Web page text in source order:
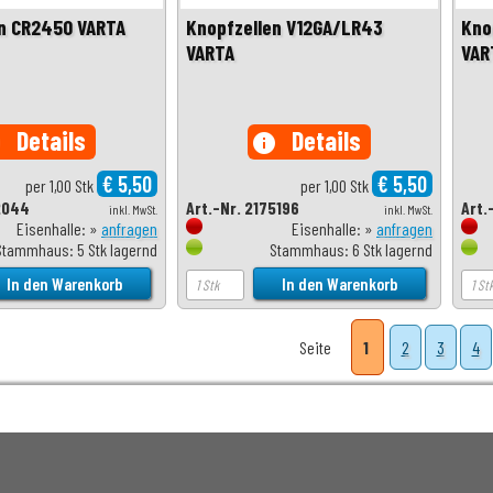
VARTA
Details
per 1,00 Stk € 5,50
inkl. MwSt.
Eisenhalle: » anfragen
5 Stk lagernd
Knopfzellen V12GA/LR43
VARTA
info Details
per 1,00 Stk € 5,50
inkl. MwSt.
Art.-Nr. 2175196
Eisenhalle: » anfragen
Stammhaus: 6 Stk lagernd
Seite 1 2 3 4